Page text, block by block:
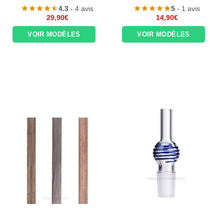
4.3 - 4 avis
29,90€
VOIR MODÈLES
5 - 1 avis
14,90€
VOIR MODÈLES